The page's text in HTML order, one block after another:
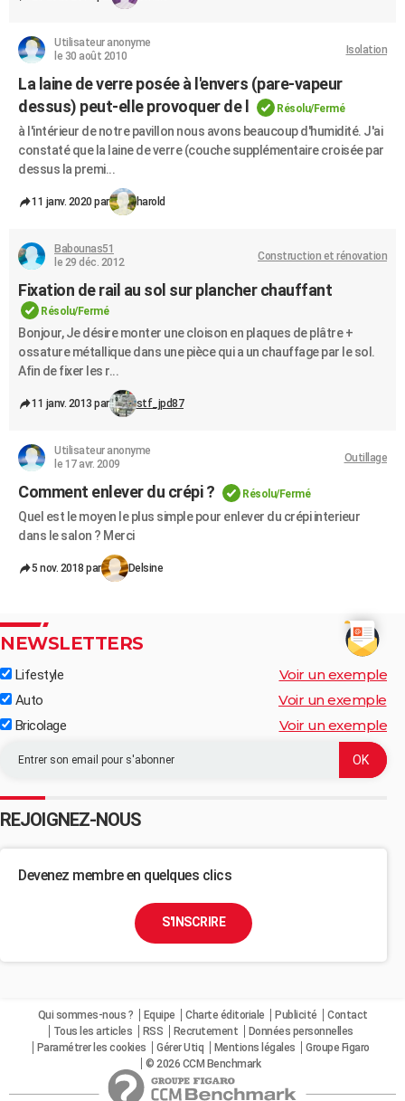
Utilisateur anonyme
le 30 août 2010
Isolation
La laine de verre posée à l'envers (pare-vapeur
dessus) peut-elle provoquer de l
Résolu/Fermé
à l'intérieur de notre pavillon nous avons beaucoup d'humidité. J'ai
constaté que la laine de verre (couche supplémentaire croisée par
dessus la premi...
11 janv. 2020 par harold
Babounas51
le 29 déc. 2012
Construction et rénovation
Fixation de rail au sol sur plancher chauffant
Résolu/Fermé
Bonjour, Je désire monter une cloison en plaques de plâtre +
ossature métallique dans une pièce qui a un chauffage par le sol.
Afin de fixer les r...
11 janv. 2013 par stf_jpd87
Utilisateur anonyme
le 17 avr. 2009
Outillage
Comment enlever du crépi ? Résolu/Fermé
Quel est le moyen le plus simple pour enlever du crépi interieur
dans le salon ? Merci
5 nov. 2018 par Delsine
NEWSLETTERS
Lifestyle Voir un exemple
Auto Voir un exemple
Bricolage Voir un exemple
REJOIGNEZ-NOUS
Devenez membre en quelques clics
S'INSCRIRE
Qui sommes-nous ? Equipe Charte éditoriale Publicité
Contact
Tous les articles
RSS Recrutement
Données personnelles
Paramétrer les cookies
Gérer Utiq Mentions légales
Groupe Figaro
© 2026 CCM Benchmark